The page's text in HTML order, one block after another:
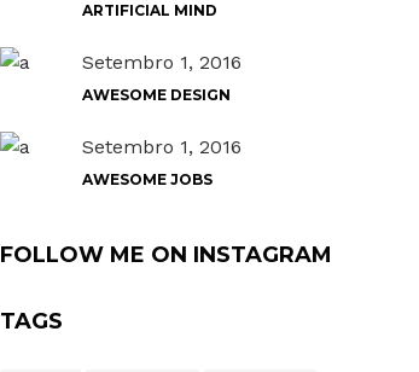
ARTIFICIAL MIND
Setembro 1, 2016
AWESOME DESIGN
Setembro 1, 2016
AWESOME JOBS
FOLLOW ME ON INSTAGRAM
TAGS